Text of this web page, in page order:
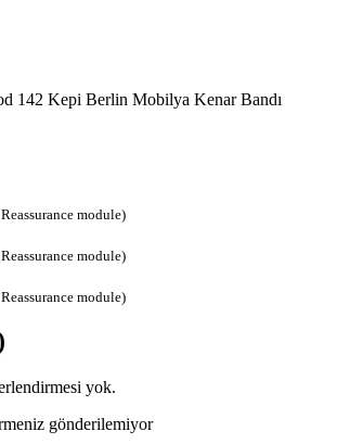
142 Kepi Berlin Mobilya Kenar Bandı
module)
module)
module)
yok.
gönderilemiyor